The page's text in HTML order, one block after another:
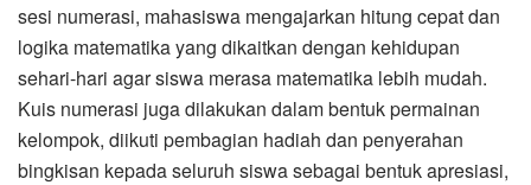
sesi numerasi, mahasiswa mengajarkan hitung cepat dan
logika matematika yang dikaitkan dengan kehidupan
sehari-hari agar siswa merasa matematika lebih mudah.
Kuis numerasi juga dilakukan dalam bentuk permainan
kelompok, diikuti pembagian hadiah dan penyerahan
bingkisan kepada seluruh siswa sebagai bentuk apresiasi,